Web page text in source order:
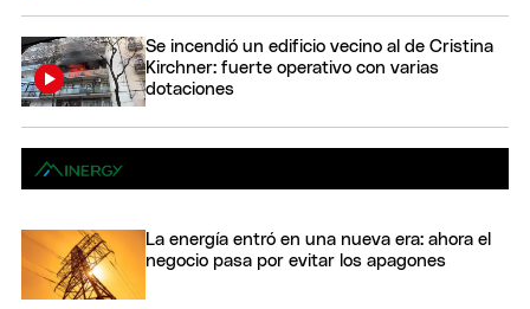
Se incendió un edificio vecino al de Cristina
Kirchner: fuerte operativo con varias
dotaciones
La energía entró en una nueva era: ahora el
negocio pasa por evitar los apagones